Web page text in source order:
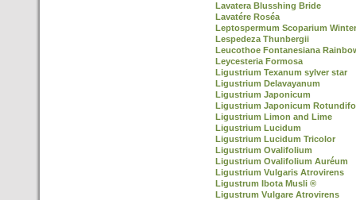
Lavatera Blusshing Bride
Lavatére Roséa
Leptospermum Scoparium
Lespedeza Thunbergii
Leucothoe Fontanesiana
Leycesteria Formosa
Ligustrium Texanum sylver star
Ligustrium Delavayanum
Ligustrium Japonicum
Ligustrium Japonicum
Ligustrium Limon and Lime
Ligustrium Lucidum
Ligustrium Lucidum Tricolor
Ligustrium Ovalifolium
Ligustrium Ovalifolium Auréum
Ligustrium Vulgaris Atrovirens
Ligustrum Ibota Musli ®
Ligustrum Vulgare Atrovirens